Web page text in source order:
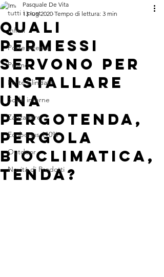
tutti i post
Infissi
Porte interne
Promo
Porte blindate
Scale interne
Zanzariere
Ecobonus 110%
Outdoor
Novità di Prodotti
QUALI
PERMESSI
SERVONO PER
INSTALLARE
UNA
PERGOTENDA,
pergola
BIOCLIMATICA,
tenda?
Pasquale De Vita
13 lug 2020 Tempo di lettura: 3 min